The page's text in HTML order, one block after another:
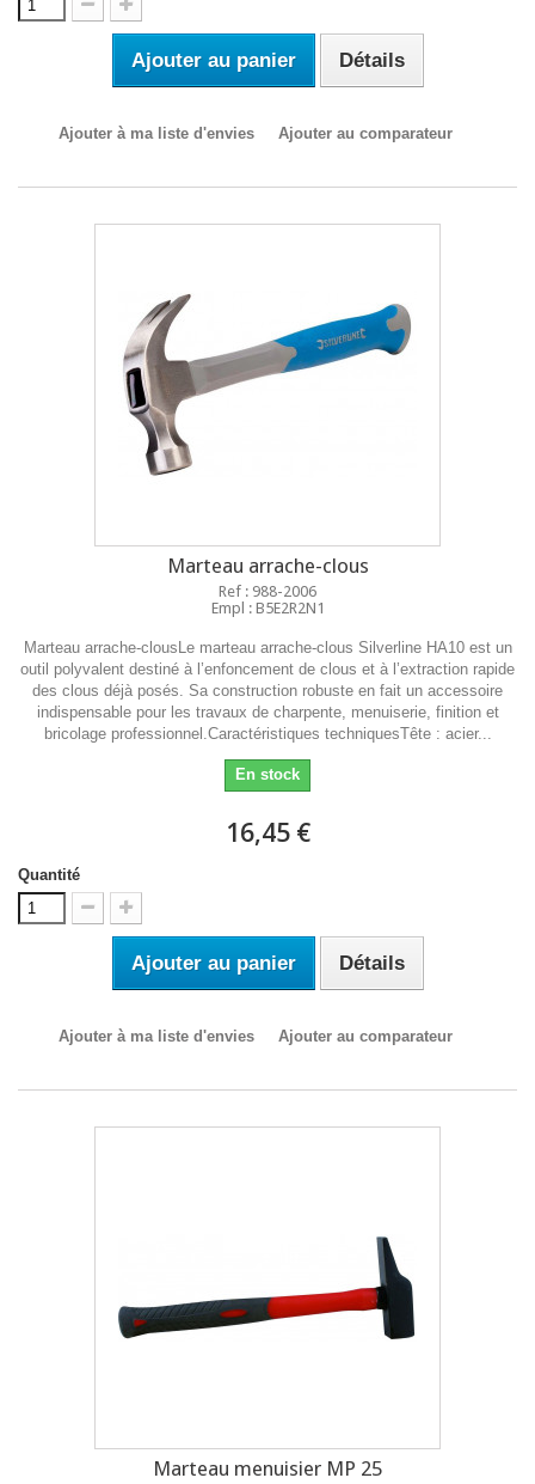
Ajouter au panier Détails
Ajouter à ma liste d'envies Ajouter au comparateur
Marteau arrache-clous
Ref : 988-2006
Empl : B5E2R2N1
Marteau arrache-clousLe marteau arrache-clous Silverline HA10 est un
outil polyvalent destiné à l’enfoncement de clous et à l’extraction rapide
des clous déjà posés. Sa construction robuste en fait un accessoire
indispensable pour les travaux de charpente, menuiserie, finition et
bricolage professionnel.Caractéristiques techniquesTête : acier...
En stock
16,45 €
Quantité
Ajouter au panier Détails
Ajouter à ma liste d'envies Ajouter au comparateur
Marteau menuisier MP 25